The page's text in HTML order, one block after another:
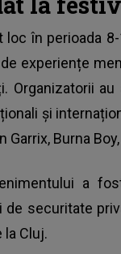
loc în perioada
experiențe
Organizatorii
și
Garrix, Burna
a
de securitate
Cluj.